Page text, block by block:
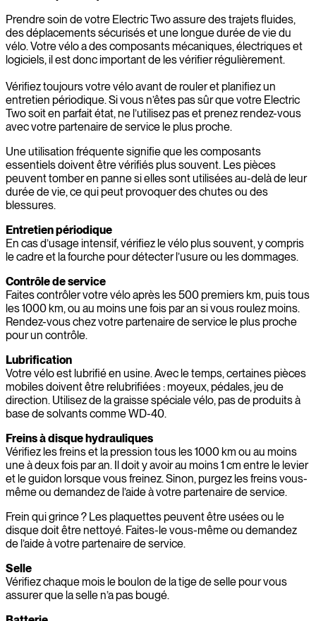
Prendre soin de votre Electric Two assure des trajets fluides,
des déplacements sécurisés et une longue durée de vie du
vélo. Votre vélo a des composants mécaniques, électriques et
logiciels, il est donc important de les vérifier régulièrement.
Vérifiez toujours votre vélo avant de rouler et planifiez un
entretien périodique. Si vous n’êtes pas sûr que votre Electric
Two soit en parfait état, ne l’utilisez pas et prenez rendez-vous
avec votre partenaire de service le plus proche.
Une utilisation fréquente signifie que les composants
essentiels doivent être vérifiés plus souvent. Les pièces
peuvent tomber en panne si elles sont utilisées au-delà de leur
durée de vie, ce qui peut provoquer des chutes ou des
blessures.
Entretien périodique
En cas d’usage intensif, vérifiez le vélo plus souvent, y compris
le cadre et la fourche pour détecter l’usure ou les dommages.
Contrôle de service
Faites contrôler votre vélo après les 500 premiers km, puis tous
les 1000 km, ou au moins une fois par an si vous roulez moins.
Rendez-vous chez votre partenaire de service le plus proche
pour un contrôle.
Lubrification
Votre vélo est lubrifié en usine. Avec le temps, certaines pièces
mobiles doivent être relubrifiées : moyeux, pédales, jeu de
direction. Utilisez de la graisse spéciale vélo, pas de produits à
base de solvants comme WD-40.
Freins à disque hydrauliques
Vérifiez les freins et la pression tous les 1000 km ou au moins
une à deux fois par an. Il doit y avoir au moins 1 cm entre le levier
et le guidon lorsque vous freinez. Sinon, purgez les freins vous-
même ou demandez de l’aide à votre partenaire de service.
Frein qui grince ? Les plaquettes peuvent être usées ou le
disque doit être nettoyé. Faites-le vous-même ou demandez
de l’aide à votre partenaire de service.
Selle
Vérifiez chaque mois le boulon de la tige de selle pour vous
assurer que la selle n’a pas bougé.